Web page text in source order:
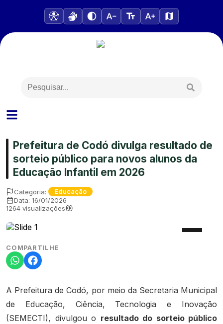
Prefeitura de Codó divulga resultado de
sorteio público para novos alunos da
Educação Infantil em 2026
Categoria: Educação
Data: 16/01/2026
1264 visualizações
COMPARTILHE
A Prefeitura de Codó, por meio da Secretaria Municipal
de Educação, Ciência, Tecnologia e Inovação
(SEMECTI), divulgou o resultado do sorteio público